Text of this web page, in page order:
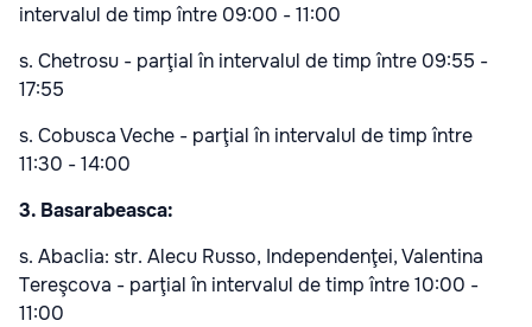
intervalul de timp între 09:00 - 11:00
s. Chetrosu - parţial în intervalul de timp între 09:55 -
17:55
s. Cobusca Veche - parţial în intervalul de timp între
11:30 - 14:00
3. Basarabeasca:
s. Abaclia: str. Alecu Russo, Independenţei, Valentina
Tereşcova - parţial în intervalul de timp între 10:00 -
11:00